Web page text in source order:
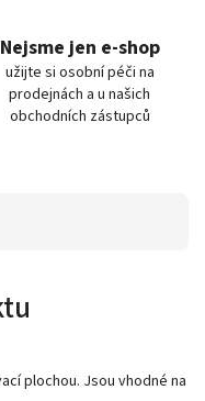
Nejsme jen e-shop
užijte si osobní péči na
prodejnách a u našich
obchodních zástupců
plochou. Jsou vhodné na